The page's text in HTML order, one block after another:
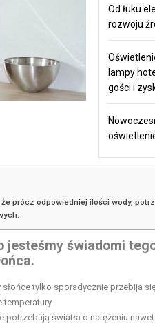
Od łuku
rozwoju
lampy
gości i
prócz odpowiedniej ilości wody,
jesteśmy świadomi
tylko sporadycznie przebija
temperatury.
światła o natężeniu